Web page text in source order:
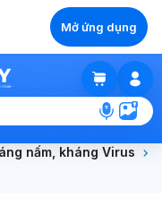
Mở ứng dụng
GIỎ HÀNG
nấm, kháng Virus